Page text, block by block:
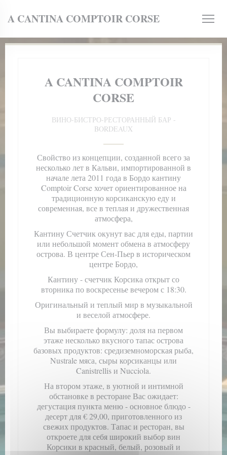
A CANTINA COMPTOIR CORSE
A CANTINA COMPTOIR
CORSE
ВИНО-БИСТРО-РЕСТОРАННЫЙ БАР -
BORDEAUX
Свойство из концепции, созданной всего за
несколько лет в Кальви, импортированной в
начале лета 2011 года в Бордо кантину
Comptoir Corse хочет ориентированное на
традиционную корсиканскую еду и
современная, все в теплая и дружественная
атмосфера,
Кантину Счетчик окунут вас для еды, партии
или небольшой момент обмена в атмосферу
острова. В центре Сен-Пьер в историческом
центре Бордо,
Кантину - счетчик Корсика открыт со
вторника по воскресенье вечером с 18:30.
Оригинальный и теплый мир в музыкальной
и веселой атмосфере.
Вы выбираете формулу: доля на первом
этаже несколько вкусного тапас острова
базовых продуктов: средиземноморская рыба,
Nustrale мяса, сыры корсиканцы или
Canistrellis и Nucciola.
На втором этаже, в уютной и интимной
обстановке в ресторане Вас ожидает:
дегустация пункта меню - основное блюдо -
десерт для € 29,00, приготовленного из
свежих продуктов. Тапас и ресторан, вы
откроете для себя широкий выбор вин
Корсики в красный, белый, розовый и